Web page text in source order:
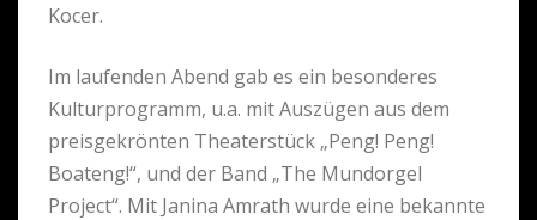
Kocer.
Im laufenden Abend gab es ein besonderes
Kulturprogramm, u.a. mit Auszügen aus dem
preisgekrönten Theaterstück „Peng! Peng!
Boateng!“, und der Band „The Mundorgel
Project“. Mit Janina Amrath wurde eine bekannte